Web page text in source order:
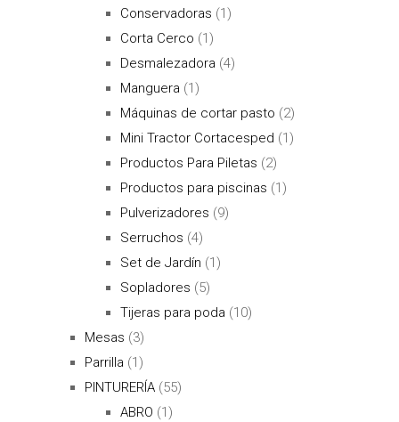
Conservadoras (1)
Corta Cerco (1)
Desmalezadora (4)
Manguera (1)
Máquinas de cortar pasto (2)
Mini Tractor Cortacesped (1)
Productos Para Piletas (2)
Productos para piscinas (1)
Pulverizadores (9)
Serruchos (4)
Set de Jardín (1)
Sopladores (5)
Tijeras para poda (10)
Mesas (3)
Parrilla (1)
PINTURERÍA (55)
ABRO (1)